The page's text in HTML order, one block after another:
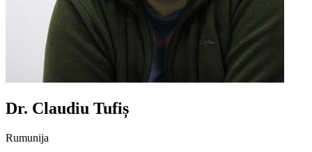
Dr. Claudiu Tufiș
Rumunija